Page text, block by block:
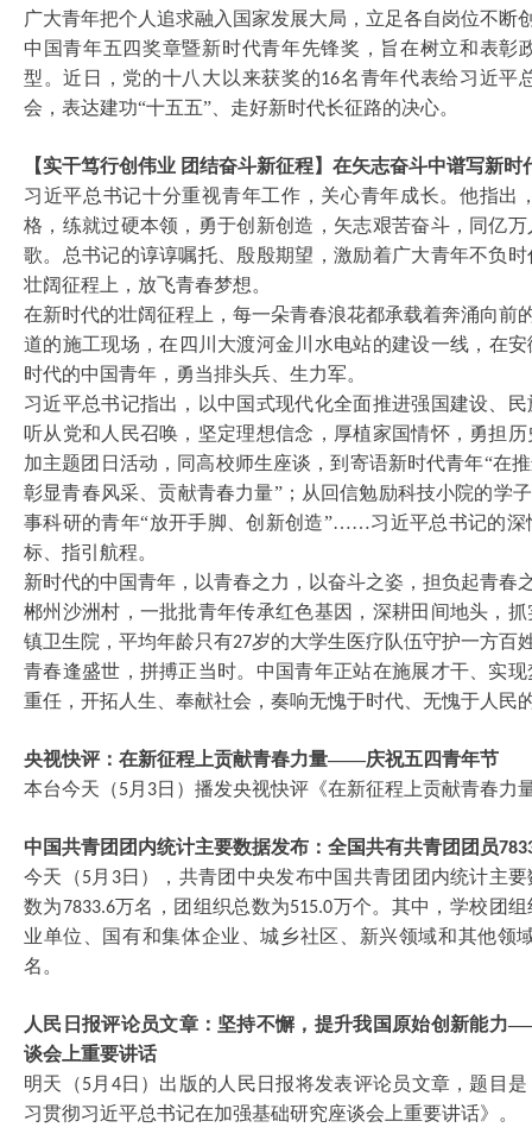
广大青年把个人追求融入国家发展大局，立足各自岗位不断
中国青年五四奖章暨新时代青年先锋奖，旨在树立和表彰
型。近日，党的十八大以来获奖的16名青年代表给习近平
会，表达建功“十五五”、走好新时代长征路的决心。
【实干笃行创伟业 团结奋斗新征程】在矢志奋斗中谱写新时
习近平总书记十分重视青年工作，关心青年成长。他指出
格，练就过硬本领，勇于创新创造，矢志艰苦奋斗，同亿
歌。总书记的谆谆嘱托、殷殷期望，激励着广大青年不负
壮阔征程上，放飞青春梦想。
在新时代的壮阔征程上，每一朵青春浪花都承载着奔涌向前
道的施工现场，在四川大渡河金川水电站的建设一线，在
时代的中国青年，勇当排头兵、生力军。
习近平总书记指出，以中国式现代化全面推进强国建设、
听从党和人民召唤，坚定理想信念，厚植家国情怀，勇担
加主题团日活动，同高校师生座谈，到寄语新时代青年“在
彰显青春风采、贡献青春力量”；从回信勉励科技小院的学
事科研的青年“放开手脚、创新创造”……习近平总书记的
标、指引航程。
新时代的中国青年，以青春之力，以奋斗之姿，担负起青春
郴州沙洲村，一批批青年传承红色基因，深耕田间地头，
镇卫生院，平均年龄只有27岁的大学生医疗队伍守护一方百
青春逢盛世，拼搏正当时。中国青年正站在施展才干、实
重任，开拓人生、奉献社会，奏响无愧于时代、无愧于人民
央视快评：在新征程上贡献青春力量——庆祝五四青年节
本台今天（5月 3日）播发央视快评《在新征程上贡献青春
中国共青团团内统计主要数据发布：全国共有共青团团员
今天（5月 3日），共青团中央发布中国共青团团内统计主
数为 7833.6万名，团组织总数为515.0万个。其中，学校团组
业单位、国有和集体企业、城乡社区、新兴领域和其他领
名。
人民日报评论员文章：坚持不懈，提升我国原始创新能力
谈会上重要讲话
明天（5月 4日）出版的人民日报将发表评论员文章，题目
习贯彻习近平总书记在加强基础研究座谈会上重要讲话》。